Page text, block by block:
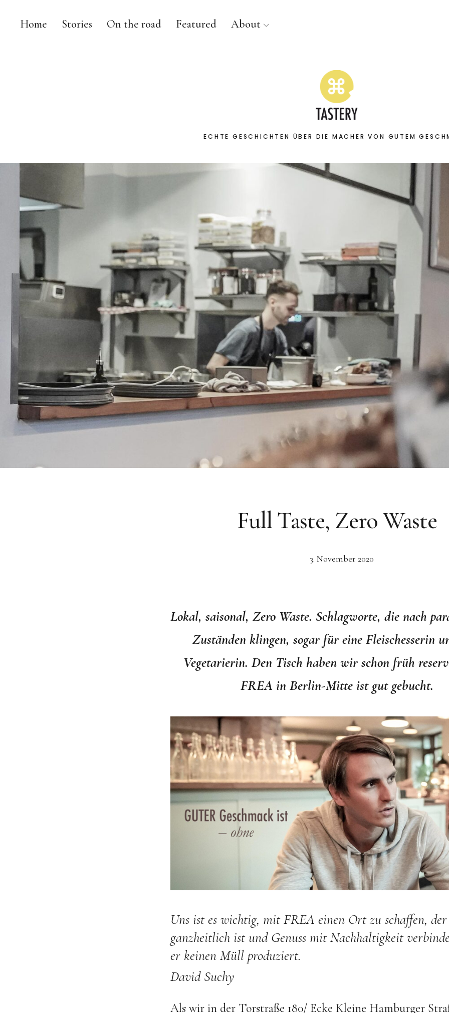
Home Stories On the road Featured About
ECHTE GESCHICHTEN ÜBER DIE MACHER VON GUTEM
Full Taste, Zero Waste
3. November 2020
Lokal, saisonal, Zero Waste. Schlagworte, die nach
Zuständen klingen, sogar für eine Fleischesserin
Vegetarierin. Den Tisch haben wir schon früh
FREA in Berlin-Mitte ist gut gebucht.
Uns ist es wichtig, mit FREA einen Ort zu schaffen, der
ganzheitlich ist und Genuss mit Nachhaltigkeit
er keinen Müll produziert.
David Suchy
Als wir in der Torstraße 180/ Ecke Kleine Hamburger